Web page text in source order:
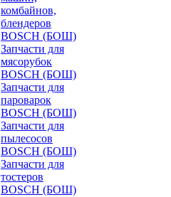
комбайнов,
блендеров
BOSCH (БОШ)
Запчасти для
мясорубок
BOSCH (БОШ)
Запчасти для
пароварок
BOSCH (БОШ)
Запчасти для
пылесосов
BOSCH (БОШ)
Запчасти для
тостеров
BOSCH (БОШ)